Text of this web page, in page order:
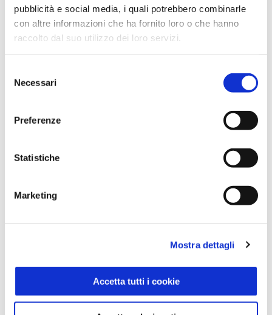
pubblicità e social media, i quali potrebbero combinarle
con altre informazioni che ha fornito loro o che hanno
raccolto dal suo utilizzo dei loro servizi.
delNecessari
Preferenze
Statistiche
Marketing
Mostra dettagli
Accetta tutti i cookie
Lavatrice liquido Muschio Bianco 3 litri
Primo